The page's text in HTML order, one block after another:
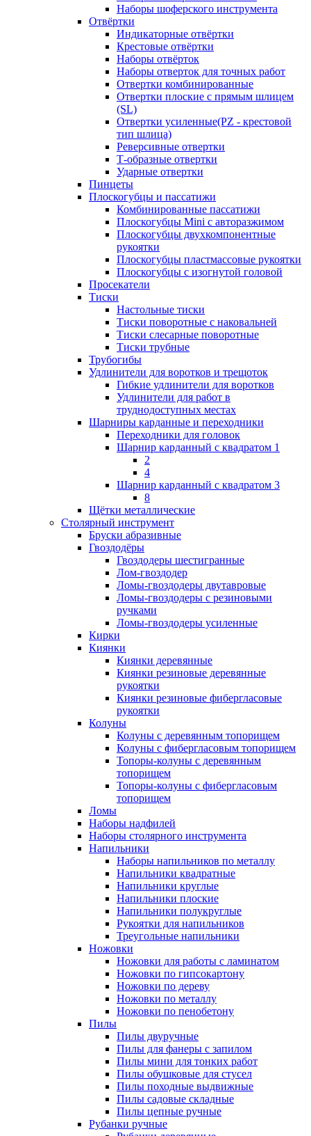
Наборы шоферского инструмента
Отвёртки
Индикаторные отвёртки
Крестовые отвёртки
Наборы отвёрток
Наборы отверток для точных работ
Отвертки комбинированные
Отвертки плоские с прямым шлицем
(SL)
Отвертки усиленные(PZ - крестовой
тип шлица)
Реверсивные отвертки
Т-образные отвертки
Ударные отвертки
Пинцеты
Плоскогубцы и пассатижи
Комбинированные пассатижи
Плоскогубцы Mini с авторазжимом
Плоскогубцы двухкомпонентные
рукоятки
Плоскогубцы пластмассовые рукоятки
Плоскогубцы с изогнутой головой
Просекатели
Тиски
Настольные тиски
Тиски поворотные с наковальней
Тиски слесарные поворотные
Тиски трубные
Трубогибы
Удлинители для воротков и трещоток
Гибкие удлинители для воротков
Удлинители для работ в
труднодоступных местах
Шарниры карданные и переходники
Переходники для головок
Шарнир карданный с квадратом 1
2
4
Шарнир карданный с квадратом 3
8
Щётки металлические
Столярный инструмент
Бруски абразивные
Гвоздодёры
Гвоздодеры шестигранные
Лом-гвоздодер
Ломы-гвоздодеры двутавровые
Ломы-гвоздодеры с резиновыми
ручками
Ломы-гвоздодеры усиленные
Кирки
Киянки
Киянки деревянные
Киянки резиновые деревянные
рукоятки
Киянки резиновые фибергласовые
рукоятки
Колуны
Колуны с деревянным топорищем
Колуны с фибергласовым топорищем
Топоры-колуны с деревянным
топорищем
Топоры-колуны с фибергласовым
топорищем
Ломы
Наборы надфилей
Наборы столярного инструмента
Напильники
Наборы напильников по металлу
Напильники квадратные
Напильники круглые
Напильники плоские
Напильники полукруглые
Рукоятки для напильников
Треугольные напильники
Ножовки
Ножовки для работы с ламинатом
Ножовки по гипсокартону
Ножовки по дереву
Ножовки по металлу
Ножовки по пенобетону
Пилы
Пилы двуручные
Пилы для фанеры с запилом
Пилы мини для тонких работ
Пилы обушковые для стусел
Пилы походные выдвижные
Пилы садовые складные
Пилы цепные ручные
Рубанки ручные